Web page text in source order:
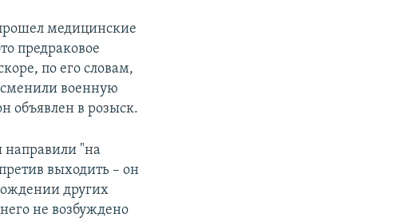
медицинские
предраковое
по его словам,
сменили военную
объявлен в розыск.
направили "на
выходить – он
других
не возбуждено